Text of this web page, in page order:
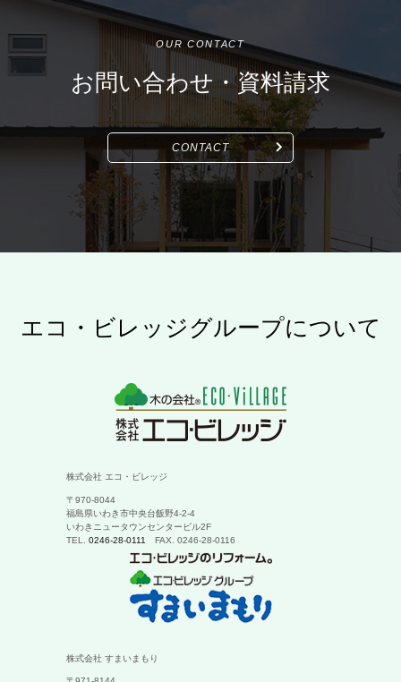
OUR CONTACT
お問い合わせ・資料請求
CONTACT
エコ・ビレッジグループについて
株式会社 エコ・ビレッジ
〒970-8044
福島県いわき市中央台飯野4-2-4
いわきニュータウンセンタービル2F
TEL. 0246-28-0111 FAX. 0246-28-0116
株式会社 すまいまもり